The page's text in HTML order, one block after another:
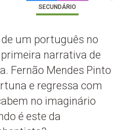
SECUNDÁRIO
um português no
narrativa de
Fernão Mendes Pinto
e regressa com
no imaginário
é este da